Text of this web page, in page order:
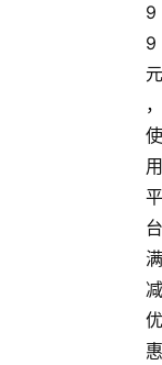
9
9
元
，
使
用
平
台
满
减
优
惠